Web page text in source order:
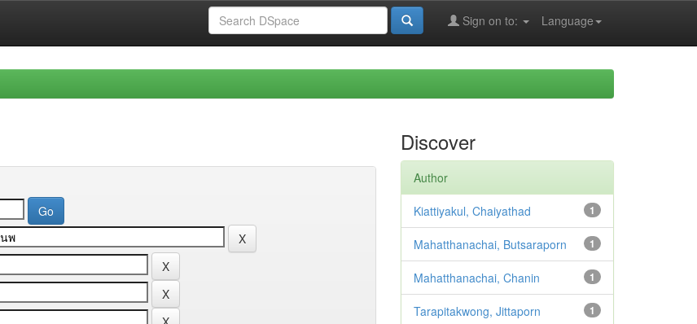
Language
Sign on to:
Discover
Author
1
Kiattiyakul, Chaiyathad
1
Mahatthanachai, Butsaraporn
1
Mahatthanachai, Chanin
1
Tarapitakwong, Jittaporn